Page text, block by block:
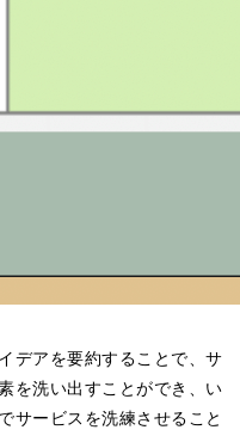
デアを要約することで、サ
を洗い出すことができ、い
サービスを洗練させること